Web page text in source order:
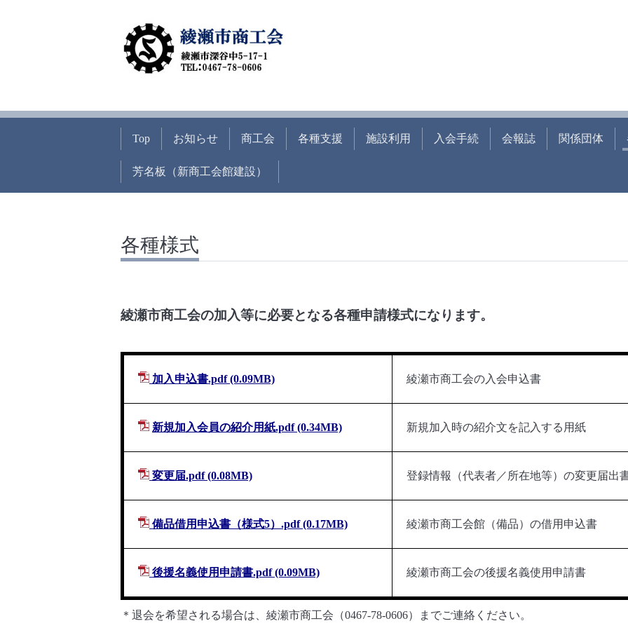
Top お知らせ 商工会 各種支援 施設利用 入会手続 会報誌 関係団体
芳名板（新商工会館建設）
各種様式
綾瀬市商工会の加入等に必要となる各種申請様式になります。
加入申込書.pdf(0.09MB) 綾瀬市商工会の入会申込書
新規加入会員の紹介用紙.pdf(0.34MB) 新規加入時の紹介文を記入する用紙
変更届.pdf(0.08MB) 登録情報（代表者／所在地等）の変更届出
備品借用申込書（様式5）.pdf(0.17MB) 綾瀬市商工会館（備品）の借用申込書
後援名義使用申請書.pdf(0.09MB) 綾瀬市商工会の後援名義使用申請書
＊退会を希望される場合は、綾瀬市商工会（0467-78-0606）までご連絡ください。